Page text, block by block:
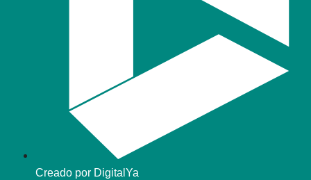
Creado por DigitalYa